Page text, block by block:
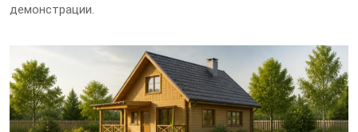
демонстрации.